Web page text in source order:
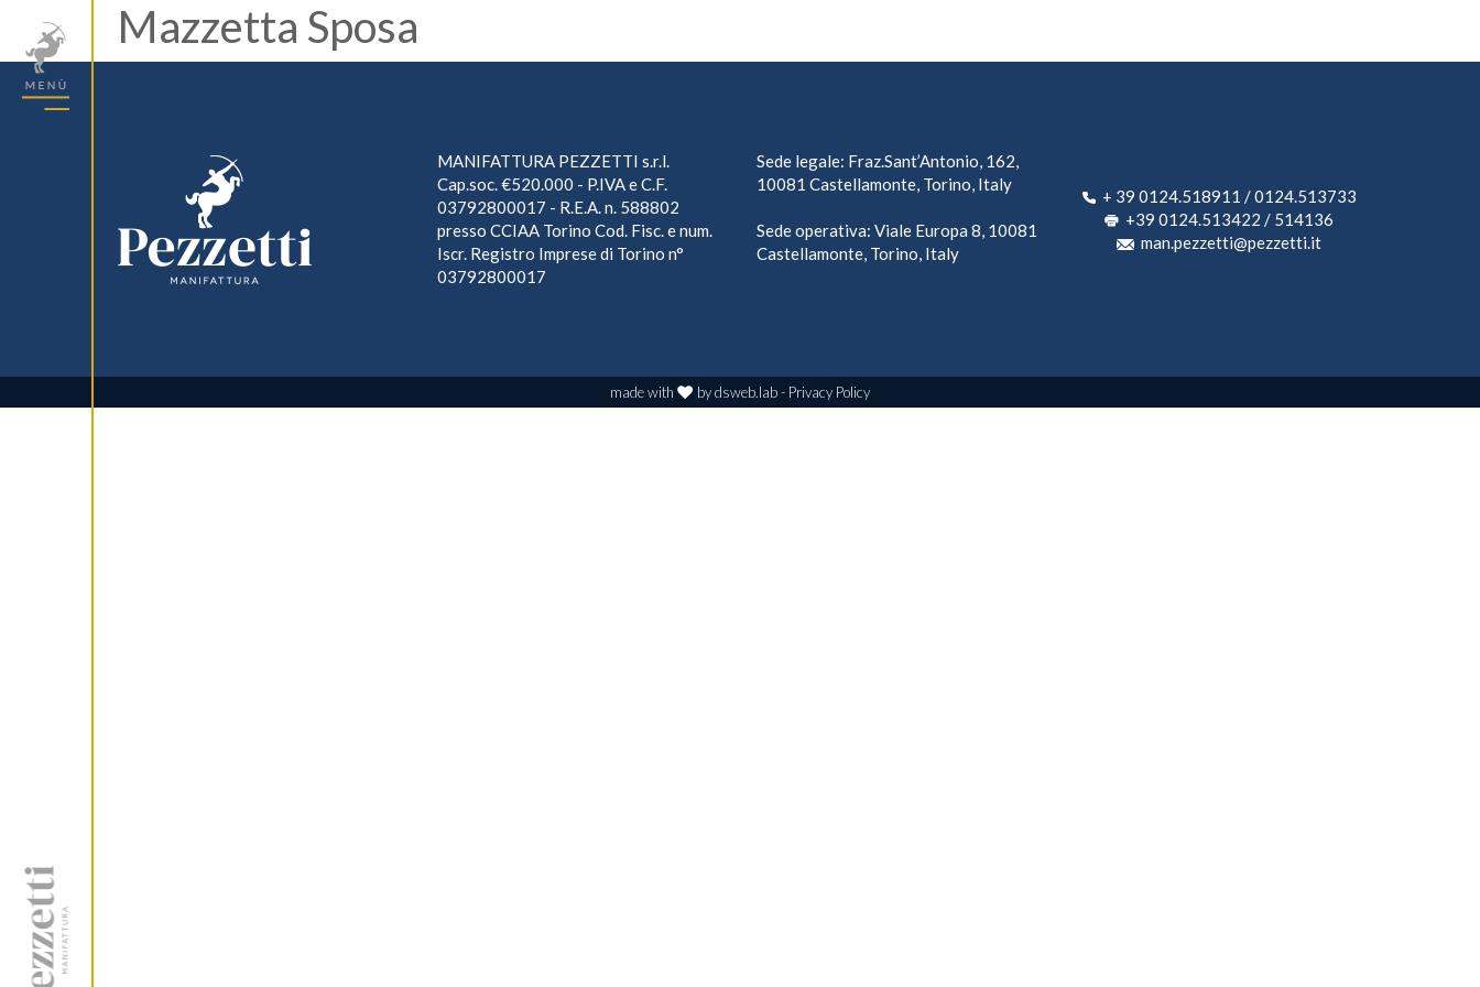
Mazzetta Sposa
MANIFATTURA PEZZETTI s.r.l.
Cap.soc. €520.000 - P.IVA e C.F.
03792800017 - R.E.A. n. 588802
presso CCIAA Torino Cod. Fisc. e num.
Iscr. Registro Imprese di Torino n°
03792800017
Sede legale: Fraz.Sant’Antonio, 162,
10081 Castellamonte, Torino, Italy
Sede operativa: Viale Europa 8, 10081
Castellamonte, Torino, Italy
+ 39 0124.518911 / 0124.513733
+39 0124.513422 / 514136
man.pezzetti@pezzetti.it
made with bydsweb.lab- Privacy Policy